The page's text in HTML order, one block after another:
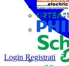
Login Registrati